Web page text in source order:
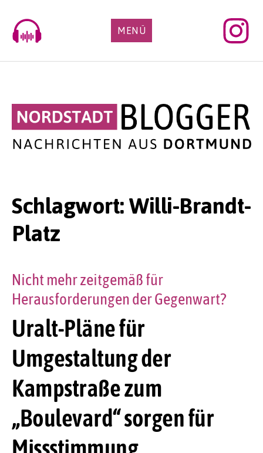
content
MENÜ
Schlagwort:Willi-Brandt-
Platz
Uralt-Pläne für
Umgestaltung der
Kampstraße zum
„Boulevard“ sorgen für
Nicht mehr zeitgemäß für
Herausforderungen der Gegenwart?